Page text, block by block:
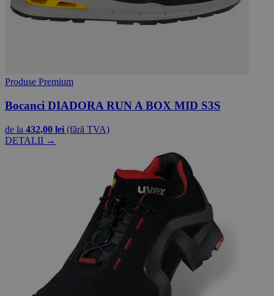
Produse Premium
Bocanci DIADORA RUN A BOX MID S3S
de la 432,00 lei (fără TVA)
DETALII →